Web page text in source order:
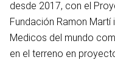
desde 2017, con el
Fundación Ramon
Medicos del mundo
en el terreno en